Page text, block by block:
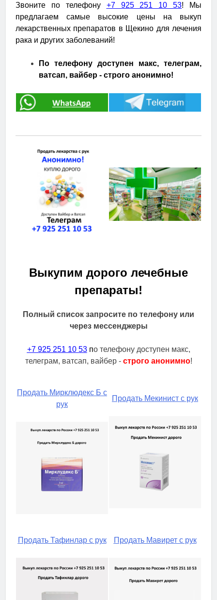
Звоните по телефону +7 925 251 10 53! Мы
предлагаем самые высокие цены на выкуп
лекарственных препаратов в Щекино для лечения
рака и других заболеваний!
По телефону доступен макс, телеграм,
ватсап, вайбер - строго анонимно!
Выкупим дорого лечебные
препараты!
Полный список запросите по телефону или
через мессенджеры
+7 925 251 10 53по телефону доступен макс,
телеграм, ватсап, вайбер - строго анонимно!
Продать Мирклюдекс Б с
рук
Продать Мекинист с рук
Продать Тафинлар с рук Продать Мавирет с рук